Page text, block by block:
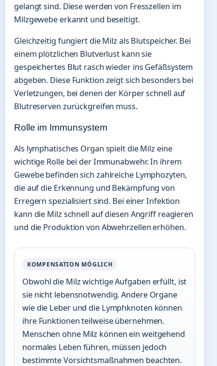
gelangt sind. Diese werden von Fresszellen im
Milzgewebe erkannt und beseitigt.
Gleichzeitig fungiert die Milz als Blutspeicher. Bei
einem plötzlichen Blutverlust kann sie
gespeichertes Blut rasch wieder ins Gefäßsystem
abgeben. Diese Funktion zeigt sich besonders bei
Verletzungen, bei denen der Körper schnell auf
Blutreserven zurückgreifen muss.
Rolle im Immunsystem
Als lymphatisches Organ spielt die Milz eine
wichtige Rolle bei der Immunabwehr. In ihrem
Gewebe befinden sich zahlreiche Lymphozyten,
die auf die Erkennung und Bekämpfung von
Erregern spezialisiert sind. Bei einer Infektion
kann die Milz schnell auf diesen Angriff reagieren
und die Produktion von Abwehrzellen erhöhen.
KOMPENSATION MÖGLICH
Obwohl die Milz wichtige Aufgaben erfüllt, ist
sie nicht lebensnotwendig. Andere Organe
wie die Leber und die Lymphknoten können
ihre Funktionen teilweise übernehmen.
Menschen ohne Milz können ein weitgehend
normales Leben führen, müssen jedoch
bestimmte Vorsichtsmaßnahmen beachten.